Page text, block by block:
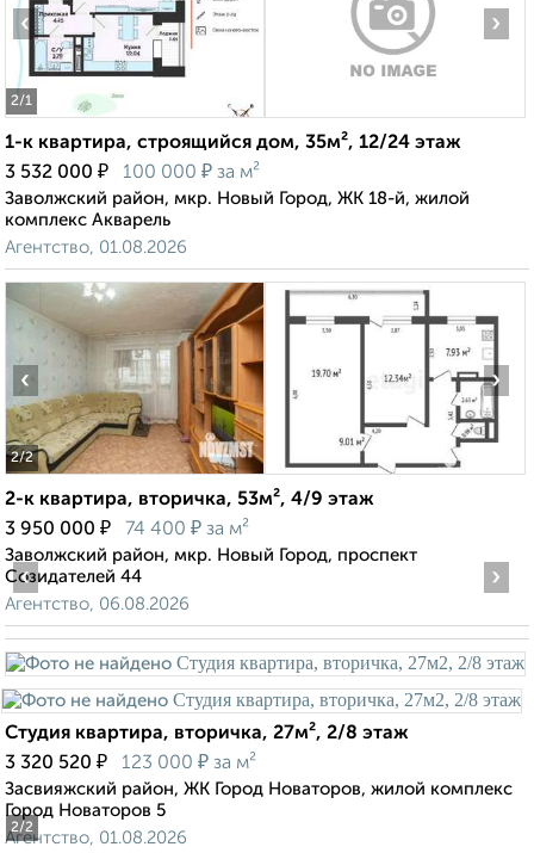
2/1
‹ ›
1-к квартира, строящийся дом, 35м², 12/24 этаж
3 532 000 ₽ 100 000 ₽ за м²
Заволжский район, мкр. Новый Город, ЖК 18-й, жилой
комплекс Акварель
Агентство, 01.08.2026
2/2
‹ ›
2-к квартира, вторичка, 53м², 4/9 этаж
3 950 000 ₽ 74 400 ₽ за м²
Заволжский район, мкр. Новый Город, проспект
Созидателей 44
Агентство, 06.08.2026
2/2
‹ ›
Студия квартира, вторичка, 27м², 2/8 этаж
3 320 520 ₽ 123 000 ₽ за м²
Засвияжский район, ЖК Город Новаторов, жилой комплекс
Город Новаторов 5
Агентство, 01.08.2026